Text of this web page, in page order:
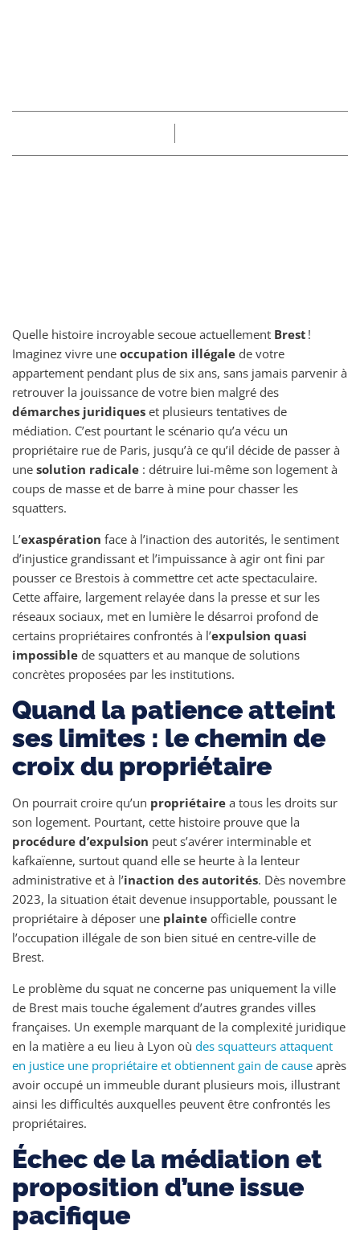
Quelle histoire incroyable secoue actuellement Brest !
Imaginez vivre une occupation illégale de votre
appartement pendant plus de six ans, sans jamais parvenir à
retrouver la jouissance de votre bien malgré des
démarches juridiques et plusieurs tentatives de
médiation. C’est pourtant le scénario qu’a vécu un
propriétaire rue de Paris, jusqu’à ce qu’il décide de passer à
une solution radicale : détruire lui-même son logement à
coups de masse et de barre à mine pour chasser les
squatters.
L’exaspération face à l’inaction des autorités, le sentiment
d’injustice grandissant et l’impuissance à agir ont fini par
pousser ce Brestois à commettre cet acte spectaculaire.
Cette affaire, largement relayée dans la presse et sur les
réseaux sociaux, met en lumière le désarroi profond de
certains propriétaires confrontés à l’expulsion quasi
impossible de squatters et au manque de solutions
concrètes proposées par les institutions.
Quand la patience atteint
ses limites : le chemin de
croix du propriétaire
On pourrait croire qu’un propriétaire a tous les droits sur
son logement. Pourtant, cette histoire prouve que la
procédure d’expulsion peut s’avérer interminable et
kafkaïenne, surtout quand elle se heurte à la lenteur
administrative et à l’inaction des autorités. Dès novembre
2023, la situation était devenue insupportable, poussant le
propriétaire à déposer une plainte officielle contre
l’occupation illégale de son bien situé en centre-ville de
Brest.
Le problème du squat ne concerne pas uniquement la ville
de Brest mais touche également d’autres grandes villes
françaises. Un exemple marquant de la complexité juridique
en la matière a eu lieu à Lyon où des squatteurs attaquent
en justice une propriétaire et obtiennent gain de cause après
avoir occupé un immeuble durant plusieurs mois, illustrant
ainsi les difficultés auxquelles peuvent être confrontés les
propriétaires.
Échec de la médiation et
proposition d’une issue
pacifique